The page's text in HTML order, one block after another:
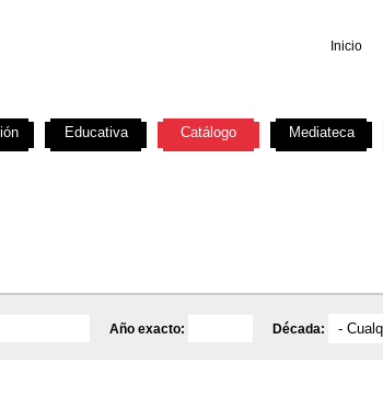
Inicio
Año exacto: Década:
Educativa Catálogo Mediateca